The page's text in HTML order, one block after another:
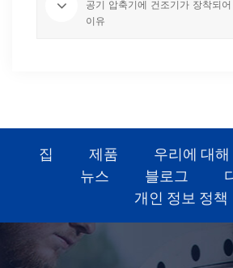
공기 압축기에 건조기가 장착되
이유
집 제품 우리에 대해
뉴스
블로그
개인 정보 정책